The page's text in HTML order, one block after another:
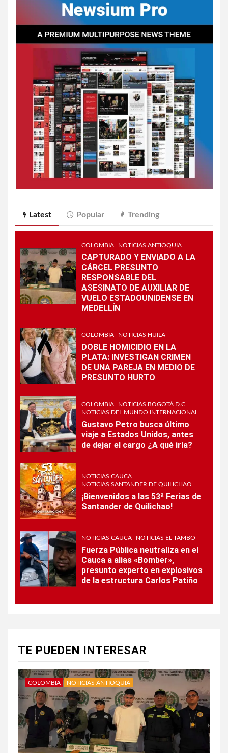
Latest Popular Trending
COLOMBIA NOTICIAS ANTIOQUIA
CAPTURADO Y ENVIADO A LA
CÁRCEL PRESUNTO
RESPONSABLE DEL
ASESINATO DE AUXILIAR DE
VUELO ESTADOUNIDENSE EN
MEDELLÍN
COLOMBIA NOTICIAS HUILA
DOBLE HOMICIDIO EN LA
PLATA: INVESTIGAN CRIMEN
DE UNA PAREJA EN MEDIO DE
PRESUNTO HURTO
COLOMBIA
NOTICIAS BOGOTÁ D.C.
NOTICIAS DEL MUNDO INTERNACIONAL
Gustavo Petro busca último
viaje a Estados Unidos, antes
de dejar el cargo ¿A qué iría?
NOTICIAS CAUCA
NOTICIAS SANTANDER DE QUILICHAO
¡Bienvenidos a las 53ª Ferias de
Santander de Quilichao!
NOTICIAS CAUCA NOTICIAS EL TAMBO
Fuerza Pública neutraliza en el
Cauca a alias «Bomber»,
presunto experto en explosivos
de la estructura Carlos Patiño
TE PUEDEN INTERESAR
COLOMBIA NOTICIAS ANTIOQUIA